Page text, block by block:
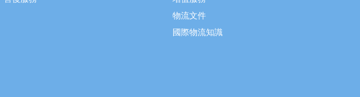
物流文件
國際物流知識